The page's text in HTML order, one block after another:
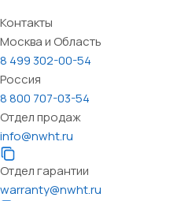
Контакты
Москва и Область
8 499 302-00-54
Россия
8 800 707-03-54
Отдел продаж
info@nwht.ru
Отдел гарантии
warranty@nwht.ru